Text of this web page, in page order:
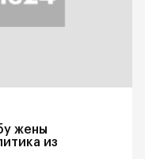
жены
из